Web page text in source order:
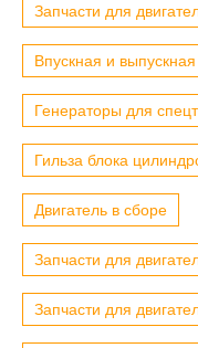
Запчасти для
Впускная и
Генераторы для
Гильза блока
Двигатель в сборе
Запчасти для
Запчасти для